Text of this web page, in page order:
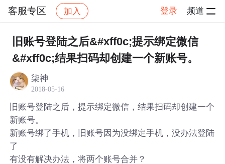
客服专区 加入 登录 频道
社区 客服专区 帖子详情
旧账号登陆之后&#xff0c;提示绑定微信
&#xff0c;结果扫码却创建一个新账号。
柒神
2018-05-16
旧账号登陆之后，提示绑定微信，结果扫码却创建一个
新账号。
新账号绑了手机，旧账号因为没绑定手机，没办法登陆
了
有没有解决办法，将两个账号合并？